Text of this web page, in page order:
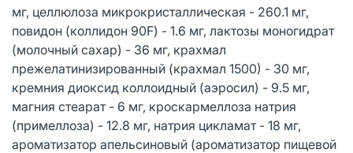
мг, целлюлоза микрокристаллическая - 260.1 мг,
повидон (коллидон 90F) - 1.6 мг, лактозы моногидрат
(молочный сахар) - 36 мг, крахмал
прежелатинизированный (крахмал 1500) - 30 мг,
кремния диоксид коллоидный (аэросил) - 9.5 мг,
магния стеарат - 6 мг, кроскармеллоза натрия
(примеллоза) - 12.8 мг, натрия цикламат - 18 мг,
ароматизатор апельсиновый (ароматизатор пищевой